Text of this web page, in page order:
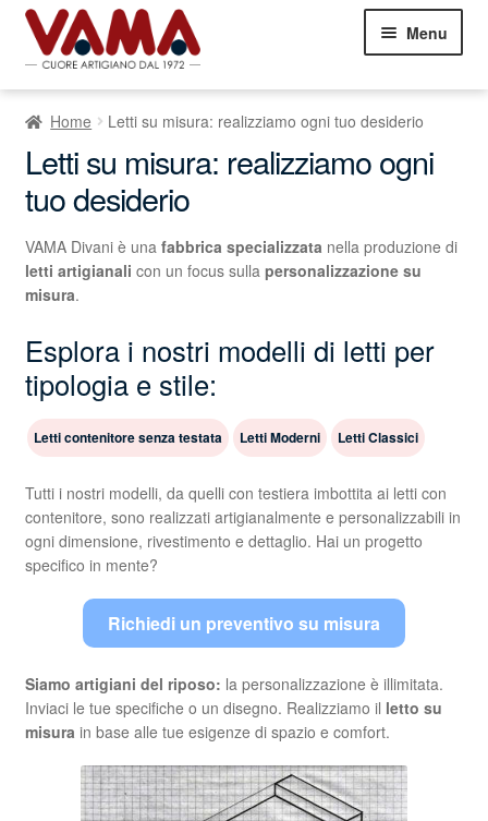
Vai
alla
navigazione
Vai
al
contenuto
Menu
Divani
child
Letti
il
menu
Commenti dei Clienti
05751460303
Showroom Milano
Home Letti su misura: realizziamo ogni tuo desiderio
Letti su misura: realizziamo ogni
tuo desiderio
VAMA Divani è una fabbrica specializzata nella produzione di
letti artigianali con un focus sulla personalizzazione su
misura.
Esplora i nostri modelli di letti per
tipologia e stile:
Letti contenitore senza testata Letti Moderni Letti Classici
Tutti i nostri modelli, da quelli con testiera imbottita ai letti con
contenitore, sono realizzati artigianalmente e personalizzabili in
ogni dimensione, rivestimento e dettaglio. Hai un progetto
specifico in mente?
Richiedi un preventivo su misura
Siamo artigiani del riposo: la personalizzazione è illimitata.
Inviaci le tue specifiche o un disegno. Realizziamo il letto su
misura in base alle tue esigenze di spazio e comfort.